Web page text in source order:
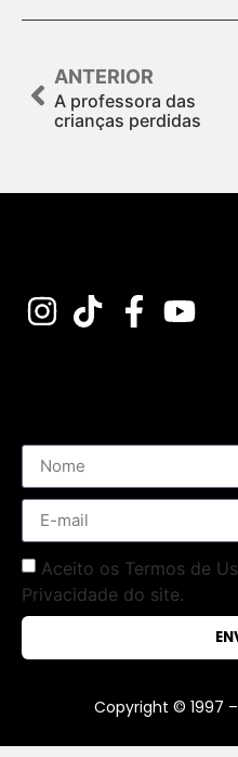
ANTERIOR
A professora das
crianças perdidas
Aceito os Termos de
Privacidade do site.
Copyright © 1997